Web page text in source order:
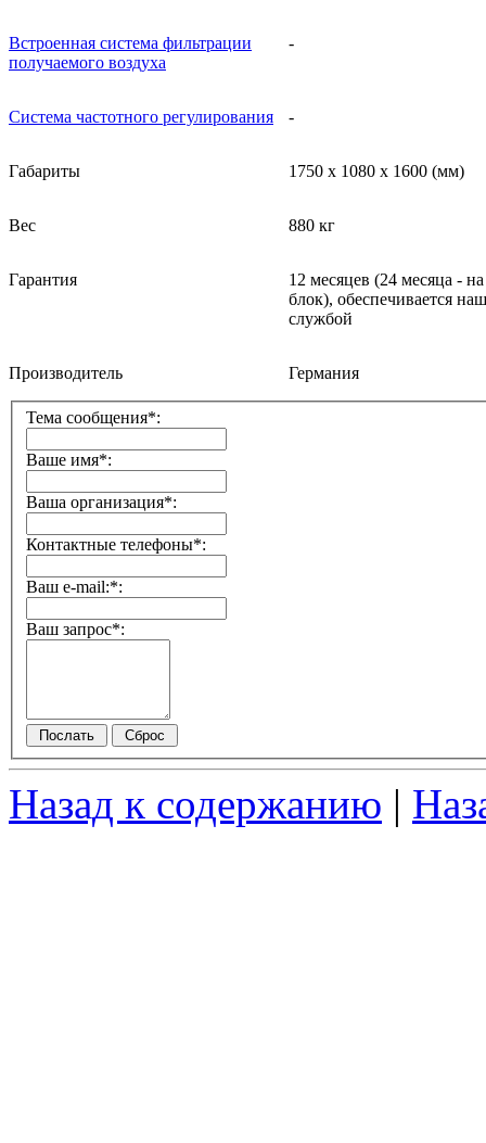
Встроенная система фильтрации
получаемого воздуха
-
Система частотного регулирования -
Габариты 1750 x 1080 x 1600 (мм)
Вес 880 кг
Гарантия 12 месяцев (24 месяца -
блок), обеспечивается
службой
Производитель Германия
Тема сообщения*:
Ваше имя*:
Ваша организация*:
Контактные телефоны*:
Ваш e-mail:*:
Ваш запрос*:
Назад к содержанию |